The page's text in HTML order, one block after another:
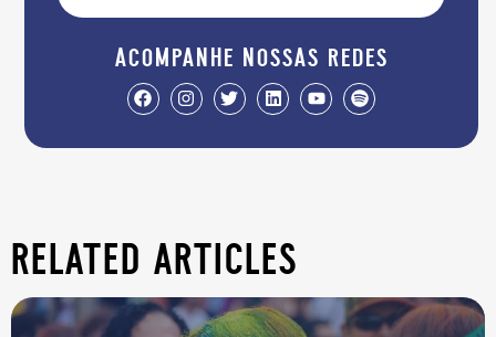
acompanhe nossas redes
related articles